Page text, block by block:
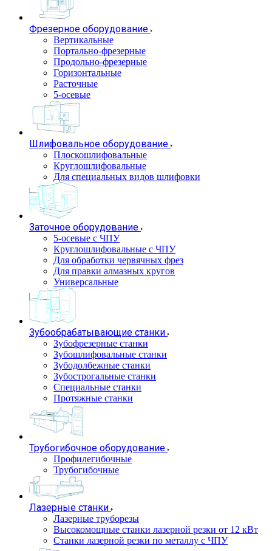
Фрезерное оборудование
Вертикальные
Портально-фрезерные
Продольно-фрезерные
Горизонтальные
Расточные
5-осевые
Шлифовальное оборудование
Плоскошлифовальные
Круглошлифовальные
Для специальных видов шлифовки
Заточное оборудование
5-осевые с ЧПУ
Круглошлифовальные с ЧПУ
Для обработки червячных фрез
Для правки алмазных кругов
Универсальные
Зубообрабатывающие станки
Зубофрезерные станки
Зубошлифовальные станки
Зубодолбежные станки
Зубострогальные станки
Специальные станки
Протяжные станки
Трубогибочное оборудование
Профилегибочные
Трубогибочные
Лазерные станки
Лазерные труборезы
Высокомощные станки лазерной резки от 12 кВт
Станки лазерной резки по металлу с ЧПУ